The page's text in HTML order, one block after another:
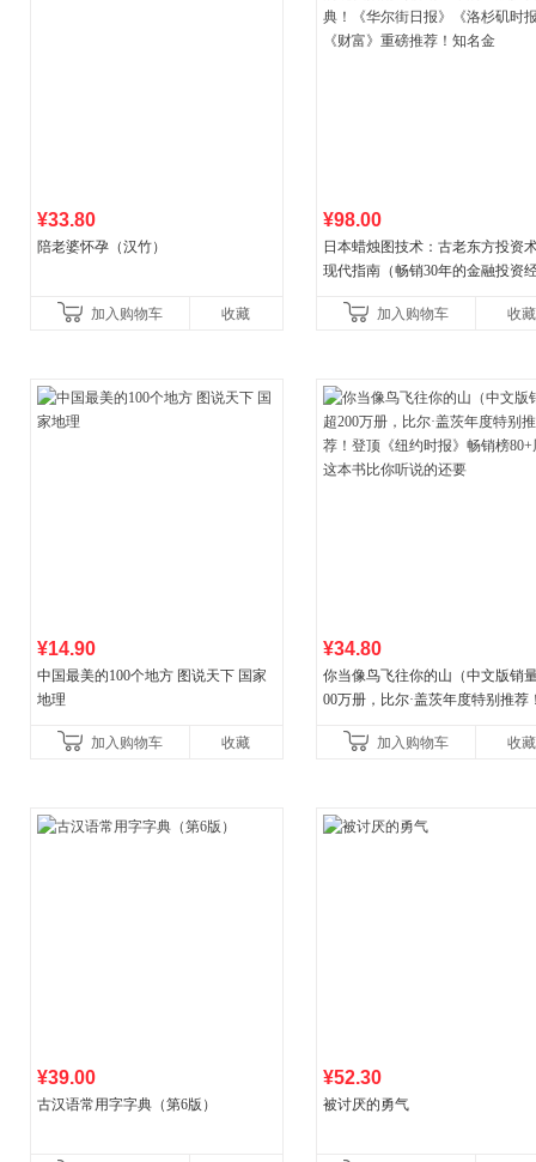
¥33.80
陪老婆怀孕（汉竹）
加入购物车 收藏
¥98.00
日本蜡烛图技术：古老东方投资
现代指南（畅销30年的金融投资
《财富》重磅推荐！知名金
加入购物车 收藏
¥14.90
中国最美的100个地方 图说天下 国家
地理
加入购物车 收藏
¥34.80
你当像鸟飞往你的山（中文版销
00万册，比尔·盖茨年度特别推荐
比你听说的还要
加入购物车 收藏
¥39.00
古汉语常用字字典（第6版）
¥52.30
被讨厌的勇气